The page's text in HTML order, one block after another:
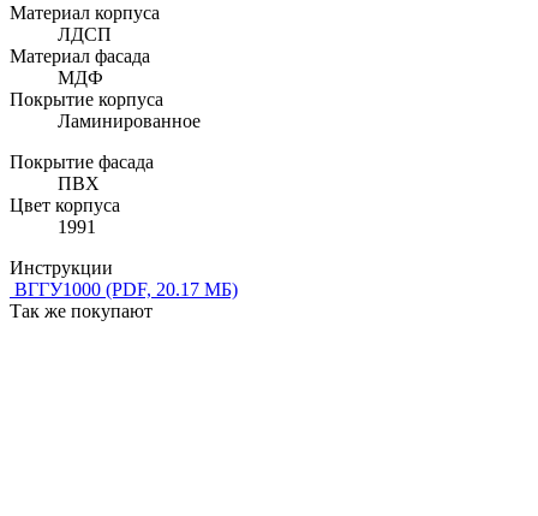
Материал корпуса
ЛДСП
Материал фасада
МДФ
Покрытие корпуса
Ламинированное
Покрытие фасада
ПВХ
Цвет корпуса
1991
Инструкции
ВГГУ1000 (PDF, 20.17 МБ)
Так же покупают